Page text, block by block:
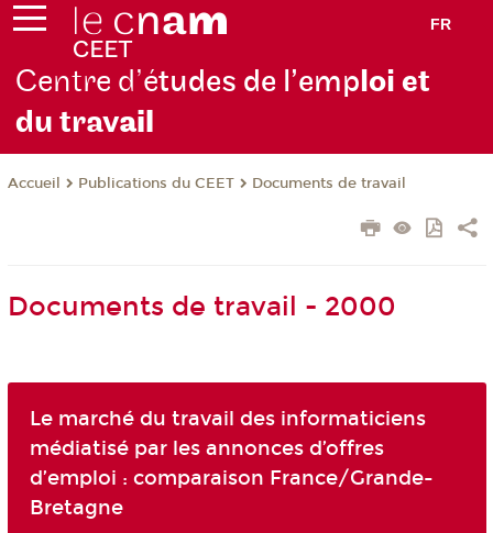
FR
Centre d’études de l’emploi et
du travail
Accueil Publications du CEET Documents de travail
Documents de travail - 2000
Le marché du travail des informaticiens
médiatisé par les annonces d’offres
d’emploi : comparaison France/Grande-
Bretagne